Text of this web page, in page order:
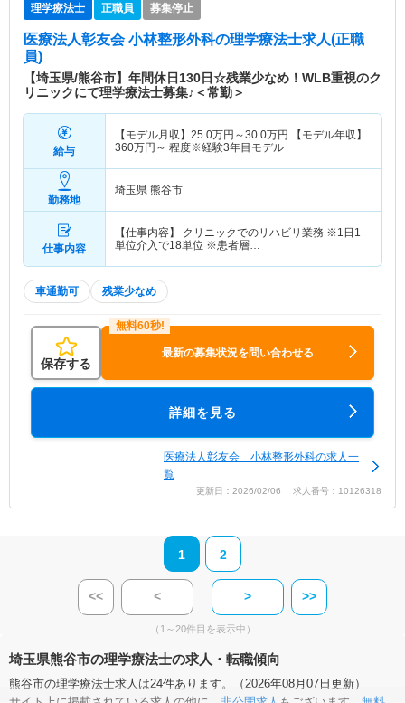
理学療法士 正職員 募集停止
医療法人彰友会 小林整形外科の理学療法士求人(正職
員)
【埼玉県/熊谷市】年間休日130日☆残業少なめ！WLB重視のク
リニックにて理学療法士募集♪＜常勤＞
給与
【モデル月収】 25.0万円～30.0万円
【モデル年収】
360万円～ 程度※経験3年目モデル
勤務地
埼玉県 熊谷市
仕事内容
【仕事内容】 クリニックでのリハビリ業務 ※1日1
単位介入で18単位 ※患者層…
車通勤可 残業少なめ
保存する
最新の募集状況を問い合わせる
詳細を見る
医療法人彰友会 小林整形外科の求人一
覧
更新日：2026/02/06 求人番号：10126318
1 2
<< < > >>
（1～20件目を表示中）
埼玉県熊谷市の理学療法士の求人・転職傾向
熊谷市の理学療法士求人は24件あります。（2026年08月07日更新）